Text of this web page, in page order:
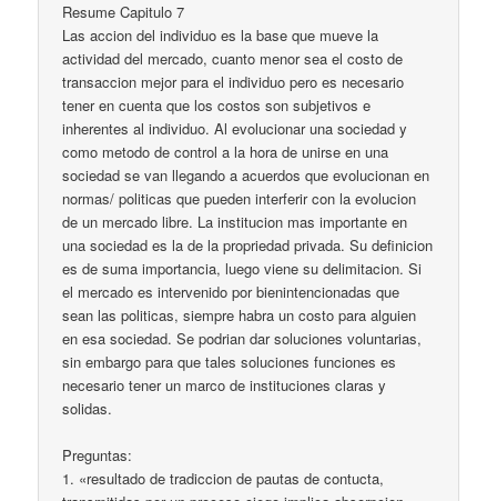
Resume Capitulo 7
Las accion del individuo es la base que mueve la
actividad del mercado, cuanto menor sea el costo de
transaccion mejor para el individuo pero es necesario
tener en cuenta que los costos son subjetivos e
inherentes al individuo. Al evolucionar una sociedad y
como metodo de control a la hora de unirse en una
sociedad se van llegando a acuerdos que evolucionan en
normas/ politicas que pueden interferir con la evolucion
de un mercado libre. La institucion mas importante en
una sociedad es la de la propriedad privada. Su definicion
es de suma importancia, luego viene su delimitacion. Si
el mercado es intervenido por bienintencionadas que
sean las politicas, siempre habra un costo para alguien
en esa sociedad. Se podrian dar soluciones voluntarias,
sin embargo para que tales soluciones funciones es
necesario tener un marco de instituciones claras y
solidas.
Preguntas:
1. «resultado de tradiccion de pautas de contucta,